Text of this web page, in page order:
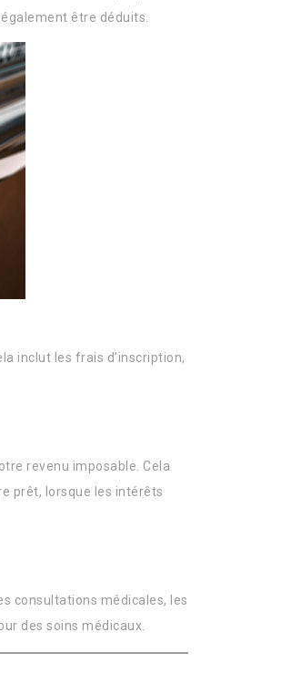
être déduits.
inclut les frais d’inscription,
revenu imposable. Cela
prêt, lorsque les intérêts
consultations médicales, les
des soins médicaux.